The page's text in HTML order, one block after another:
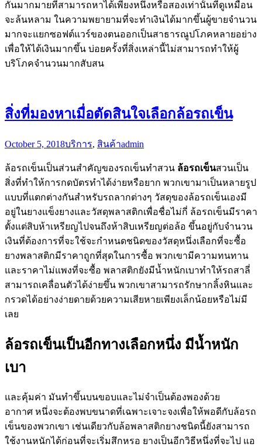
กันมากมายที่สามารถหาได้เพียงหนึ่งหรือสองเท่านั้นที่ดูเหมือน
จะล้นหลาม ในความพยายามที่จะทำเงินได้มากขึ้นผู้ขายจำนวน
มากจะแยกซอฟต์แวร์ของตนออกเป็นสาธารณูปโภคหลายอย่าง
เพื่อให้ได้เงินมากขึ้น บ่อยครั้งที่สิ่งเหล่านี้ไม่สามารถทำให้ผู้
บริโภคจำนวนมากสับสน
สิ่งที่มองหาเมื่อตัดสินใจเลือกล้อรถเข็น
October 5, 2018บริการ, สินค้าadmin
ล้อรถเข็นเป็นส่วนสำคัญของรถเข็นทำสวน ล้อรถเข็นสวนเป็น
สิ่งที่ทำให้การกดบัตรทำได้ง่ายหรือยาก พวกเขามาเป็นหลายรูป
แบบที่แตกต่างกันสำหรับรถลากต่างๆ วัสดุของล้อรถเข็นเองมี
อยู่ในยางแข็งยางและวัสดุพลาสติกเพื่อชื่อไม่กี่ ล้อรถเข็นมีราคา
ตั้งแต่สิบห้าเหรียญไปจนถึงห้าสิบเหรียญต่อล้อ ขึ้นอยู่กับจำนวน
เงินที่ต้องการที่จะใช้จะกำหนดชนิดของวัสดุหนึ่งเลือกที่จะซื้อ
ยางพลาสติกมีราคาถูกที่สุดในการซื้อ พวกเขามีความทนทาน
และราคาไม่แพงที่จะซื้อ พลาสติกยังมีน้ำหนักเบาทำให้รถสาลี่
สามารถเคลื่อนตัวได้ง่ายขึ้น พวกเขาสามารถรักษากลิ้งหินและ
กรวดได้อย่างง่ายดายด้วยความเสียหายเพียงเล็กน้อยหรือไม่มี
เลย
ล้อรถเข็นเป็นอีกทางเลือกหนึ่ง มีน้ำหนัก
เบา
และคุ้มค่า มันทำขึ้นบนขอบและไม่จำเป็นต้องพองด้วย
อากาศ หนึ่งจะต้องพบขนาดที่เฉพาะเจาะจงเพื่อให้พอดีกับล้อรถ
เข็นของพวกเขา เช่นเดียวกับล้อพลาสติกยางชนิดนี้ยังสามารถ
ใช้งานหนักได้ก่อนที่จะเริ่มสึกหรอ ยางเป็นอีกวิธีหนึ่งที่จะไป แอ